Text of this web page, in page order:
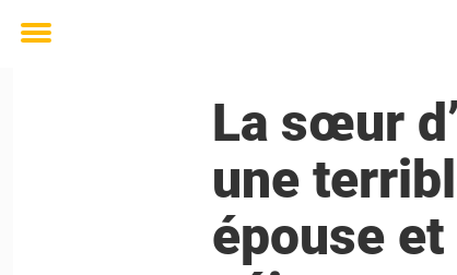
Toggle
La sœur
une
épouse